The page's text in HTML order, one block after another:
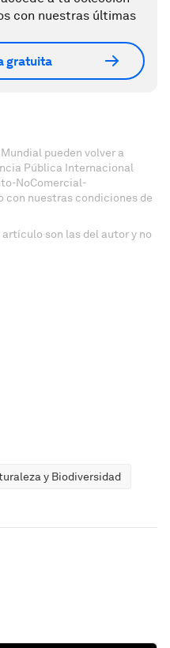
con nuestras últimas
gratuita
pueden volver a
Pública Internacional
NoComercial-
con nuestras condiciones de
son las del autor y no
y Biodiversidad